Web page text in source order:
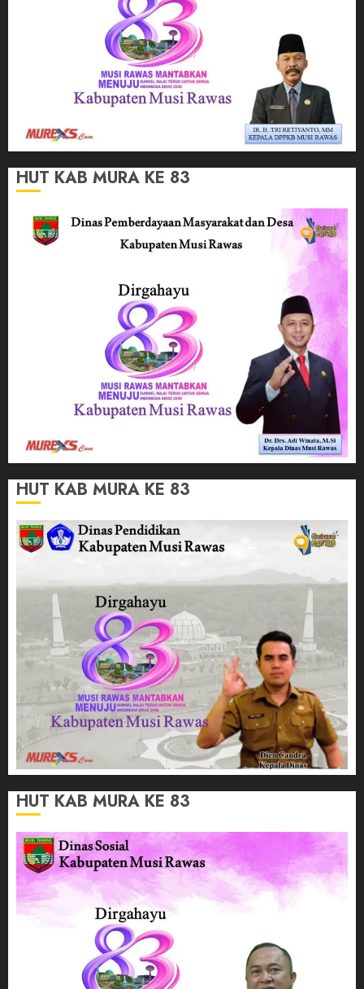
HUT KAB MURA KE 83
HUT KAB MURA KE 83
HUT KAB MURA KE 83